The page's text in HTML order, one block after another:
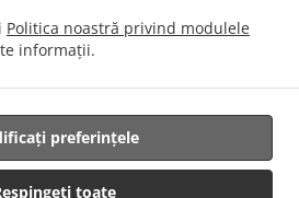
Politica noastră privind modulele
informații.
toate
preferințele
mâncare Romanesc Bragadiru .